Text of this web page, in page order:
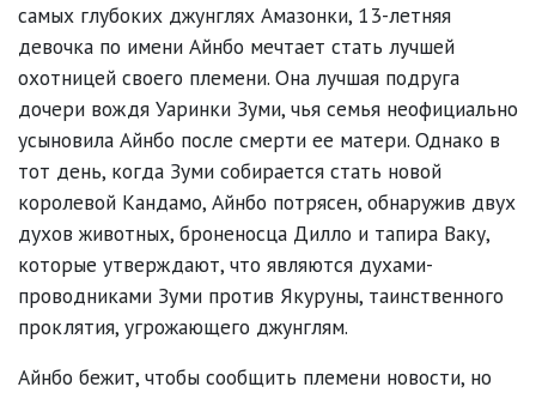
самых глубоких джунглях Амазонки, 13-летняя
девочка по имени Айнбо мечтает стать лучшей
охотницей своего племени. Она лучшая подруга
дочери вождя Уаринки Зуми, чья семья неофициально
усыновила Айнбо после смерти ее матери. Однако в
тот день, когда Зуми собирается стать новой
королевой Кандамо, Айнбо потрясен, обнаружив двух
духов животных, броненосца Дилло и тапира Ваку,
которые утверждают, что являются духами-
проводниками Зуми против Якуруны, таинственного
проклятия, угрожающего джунглям.
Айнбо бежит, чтобы сообщить племени новости, но